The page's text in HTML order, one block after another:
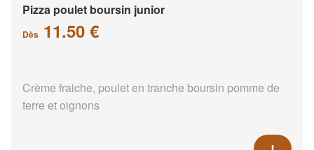
Pizza poulet boursin junior
Dès 11.50 €
Crème fraiche, poulet en tranche boursin pomme de
terre et oignons